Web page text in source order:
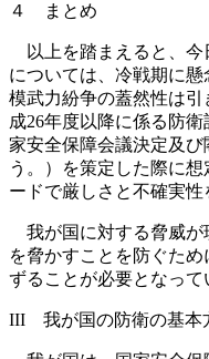
４ まとめ
以上を踏まえると、今
については、冷戦期に
模武力紛争の蓋然性は
成26年度以降に係る防
家安全保障会議決定及
う。）を策定した際に
ードで厳しさと不確実性
我が国に対する脅威が
を脅かすことを防ぐた
ずることが必要となって
III 我が国の防衛の基本